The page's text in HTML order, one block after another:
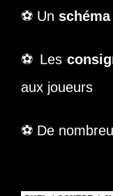
⚽ Un schéma
⚽ Les
aux joueurs
⚽ De